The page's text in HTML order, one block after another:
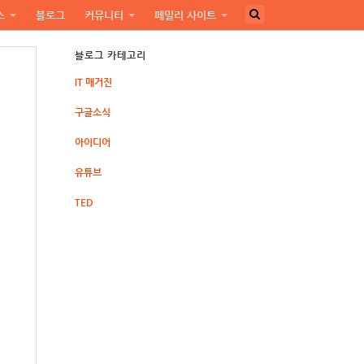
블로그 커뮤니티 페밀리 사이트
블로그 카테고리
IT 매거진
구글소식
아이디어
유튜브
TED